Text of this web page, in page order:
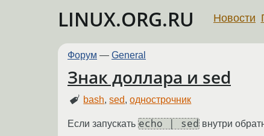
LINUX.ORG.RU Новости
Форум — General
Знак доллара и sed
bash,sed,однострочник
Если запускать echo | sed внутри